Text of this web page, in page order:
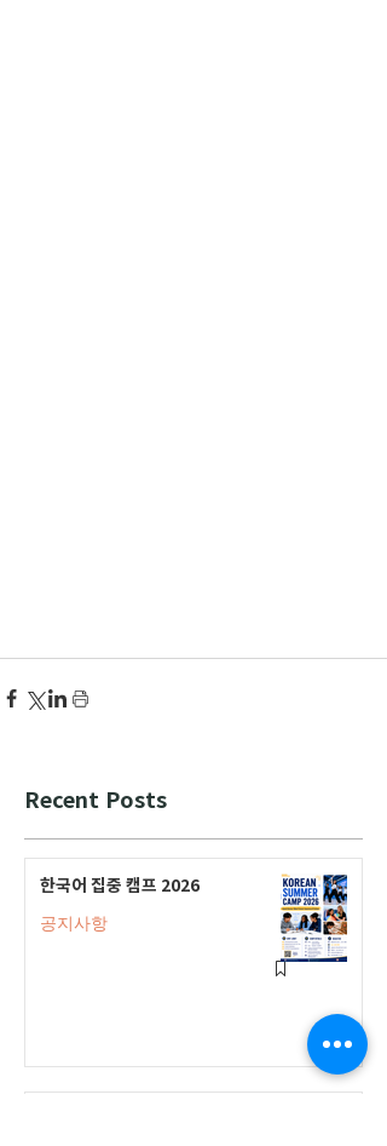
Recent Posts
한국어 집중 캠프 2026
공지사항